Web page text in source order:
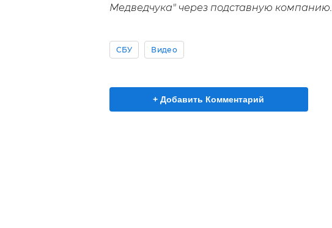
Медведчука" через подставную компанию.
СБУ Видео
+ Добавить Комментарий